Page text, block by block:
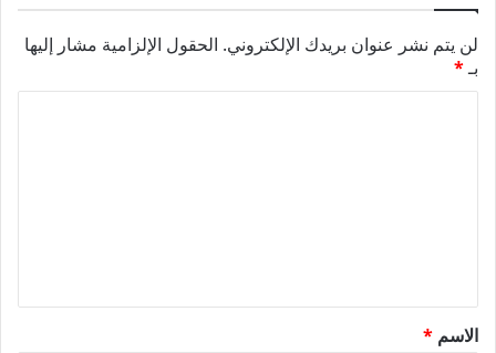
لن يتم نشر عنوان بريدك الإلكتروني. الحقول الإلزامية مشار إليها
بـ*
ق
*
الاسم *